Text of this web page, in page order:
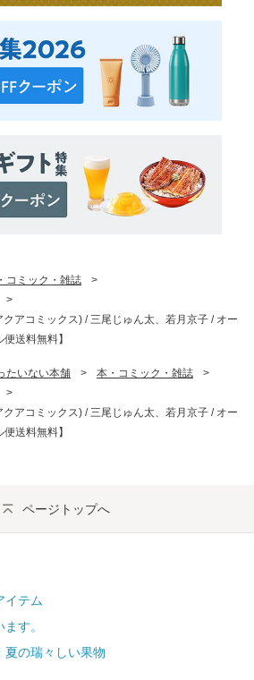
コミック・雑誌
>
>
クアコミックス) / 三尾じゅん太、若月京子 / オー
送料無料】
たいない本舗 > 本・コミック・雑誌
>
>
クアコミックス) / 三尾じゅん太、若月京子 / オー
送料無料】
ページトップへ
イテム
す。
夏の瑞々しい果物